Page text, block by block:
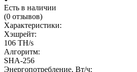
Есть в наличии
(0 отзывов)
Характеристики:
Хэшрейт:
106 TH/s
Алгоритм:
SHA‑256
Энергопотребление, Вт/ч: